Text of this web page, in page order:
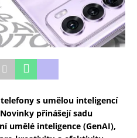
s umělou inteligencí
přinášejí sadu
umělé inteligence (GenAI),